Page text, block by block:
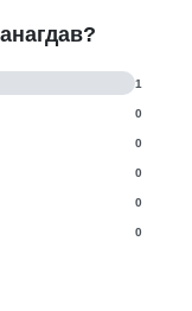
1
0
0
0
0
0